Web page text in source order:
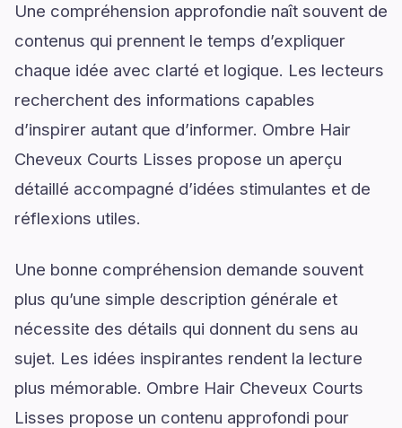
Une compréhension approfondie naît souvent de
contenus qui prennent le temps d’expliquer
chaque idée avec clarté et logique. Les lecteurs
recherchent des informations capables
d’inspirer autant que d’informer. Ombre Hair
Cheveux Courts Lisses propose un aperçu
détaillé accompagné d’idées stimulantes et de
réflexions utiles.
Une bonne compréhension demande souvent
plus qu’une simple description générale et
nécessite des détails qui donnent du sens au
sujet. Les idées inspirantes rendent la lecture
plus mémorable. Ombre Hair Cheveux Courts
Lisses propose un contenu approfondi pour